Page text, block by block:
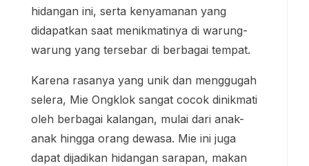
hidangan ini, serta kenyamanan yang
didapatkan saat menikmatinya di warung-
warung yang tersebar di berbagai tempat.
Karena rasanya yang unik dan menggugah
selera, Mie Ongklok sangat cocok dinikmati
oleh berbagai kalangan, mulai dari anak-
anak hingga orang dewasa. Mie ini juga
dapat dijadikan hidangan sarapan, makan